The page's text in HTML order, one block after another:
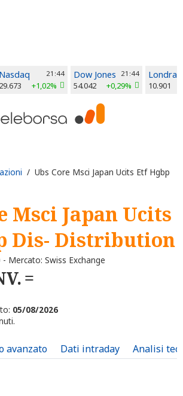
Nasdaq 21:44
29.673 +1,02%
Dow Jones 21:44
54.042 +0,29%
Londra
10.901
/ Ubs Core Msci Japan Ucits Etf Hgbp
Msci Japan Ucits
Dis- Distribution
Mercato: Swiss Exchange
05/08/2026
avanzato Dati intraday Analisi